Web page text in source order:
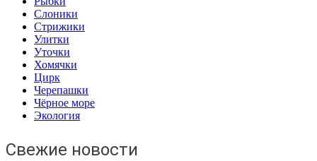
Слоники
Стрижики
Улитки
Уточки
Хомячки
Цирк
Черепашки
Чёрное море
Экология
Свежие новости